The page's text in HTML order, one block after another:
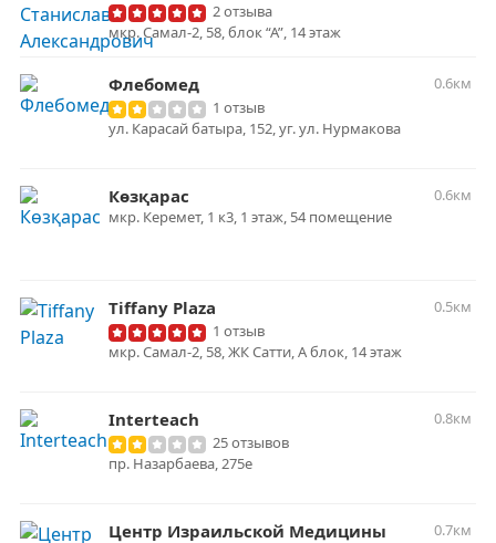
2 отзыва
мкр. Самал-2, 58, блок “А”, 14 этаж
Флебомед
0.6км
1 отзыв
ул. Карасай батыра, 152, уг. ул. Нурмакова
Көзқарас
0.6км
мкр. Керемет, 1 к3, 1 этаж, 54 помещение
Tiffany Plaza
0.5км
1 отзыв
мкр. Самал-2, 58, ЖК Сатти, А блок, 14 этаж
Interteach
0.8км
25 отзывов
пр. Назарбаева, 275е
Центр Израильской Медицины
0.7км